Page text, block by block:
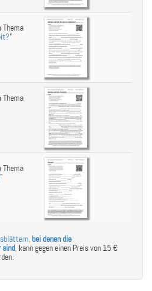
Thema
"
Thema
Thema
"
bei denen die
sind, kann gegen einen Preis von 15 €